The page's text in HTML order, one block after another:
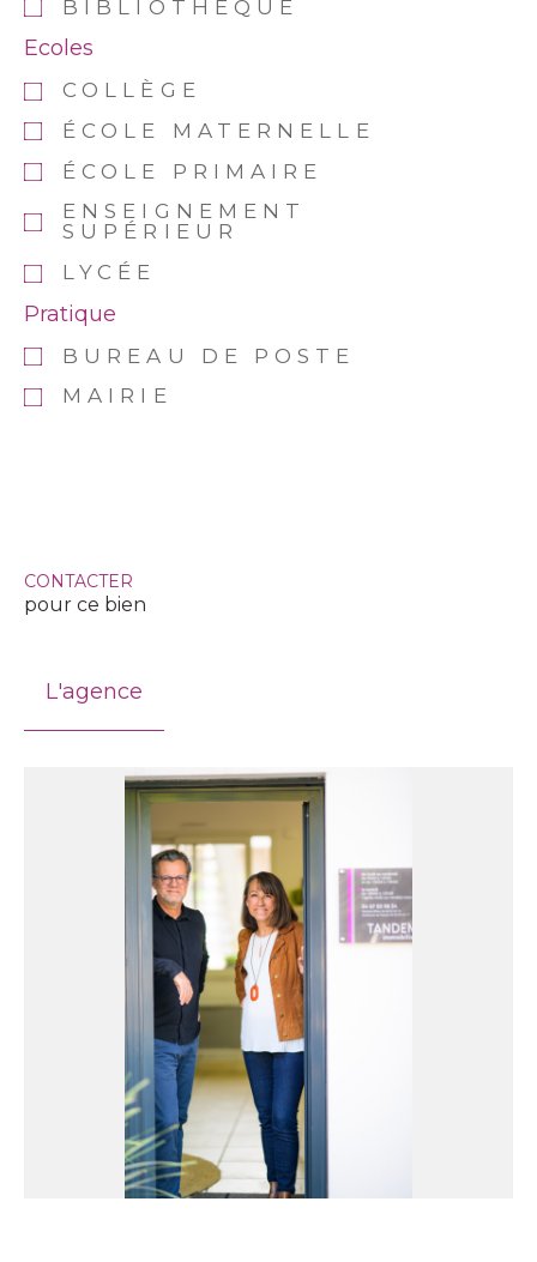
BIBLIOTHÈQUE
Ecoles
COLLÈGE
ÉCOLE MATERNELLE
ÉCOLE PRIMAIRE
ENSEIGNEMENT
SUPÉRIEUR
LYCÉE
Pratique
BUREAU DE POSTE
MAIRIE
CONTACTER
pour ce bien
L'agence